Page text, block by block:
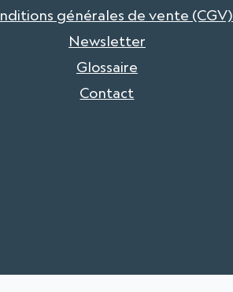
générales de vente (CGV)
Newsletter
Glossaire
Contact